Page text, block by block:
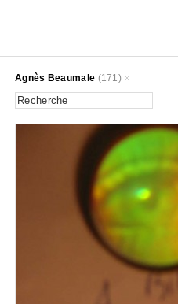
Agnès Beaumale (171)